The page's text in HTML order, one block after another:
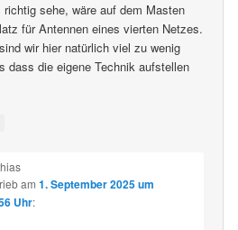
richtig sehe, wäre auf dem Masten
für Antennen eines vierten Netzes.
wir hier natürlich viel zu wenig
dass die eigene Technik aufstellen
am 1. September 2025 um
Uhr: